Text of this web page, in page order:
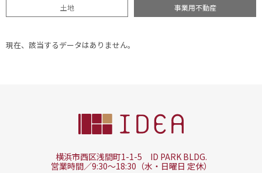
土地 事業用不動産
現在、該当するデータはありません。
横浜市西区浅間町1-1-5 ID PARK BLDG.
営業時間／9:30～18:30（水・日曜日 定休）